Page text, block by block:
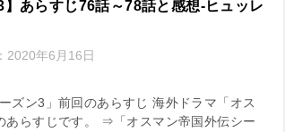
】あらすじ76話～78話と感想-ヒュッレ
2020年6月16日
ズン3」前回のあらすじ 海外ドラマ「オス
あらすじです。 ⇒「オスマン帝国外伝シー